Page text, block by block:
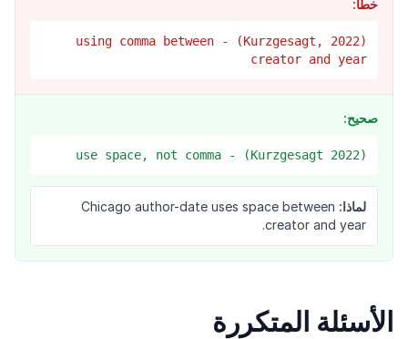
خطأ:
(Kurzgesagt, 2022) - using comma between
creator and year
صحيح:
(Kurzgesagt 2022) - use space, not comma
لماذا: Chicago author-date uses space between
creator and year.
الأسئلة المتكررة